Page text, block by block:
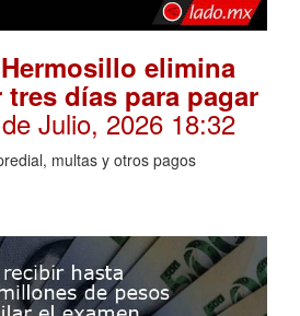
elimina
días para pagar
Julio, 2026 18:32
multas y otros pagos